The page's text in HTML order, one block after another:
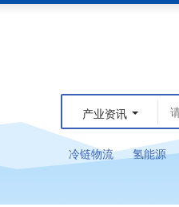
产业资讯
冷链物流 氢能源